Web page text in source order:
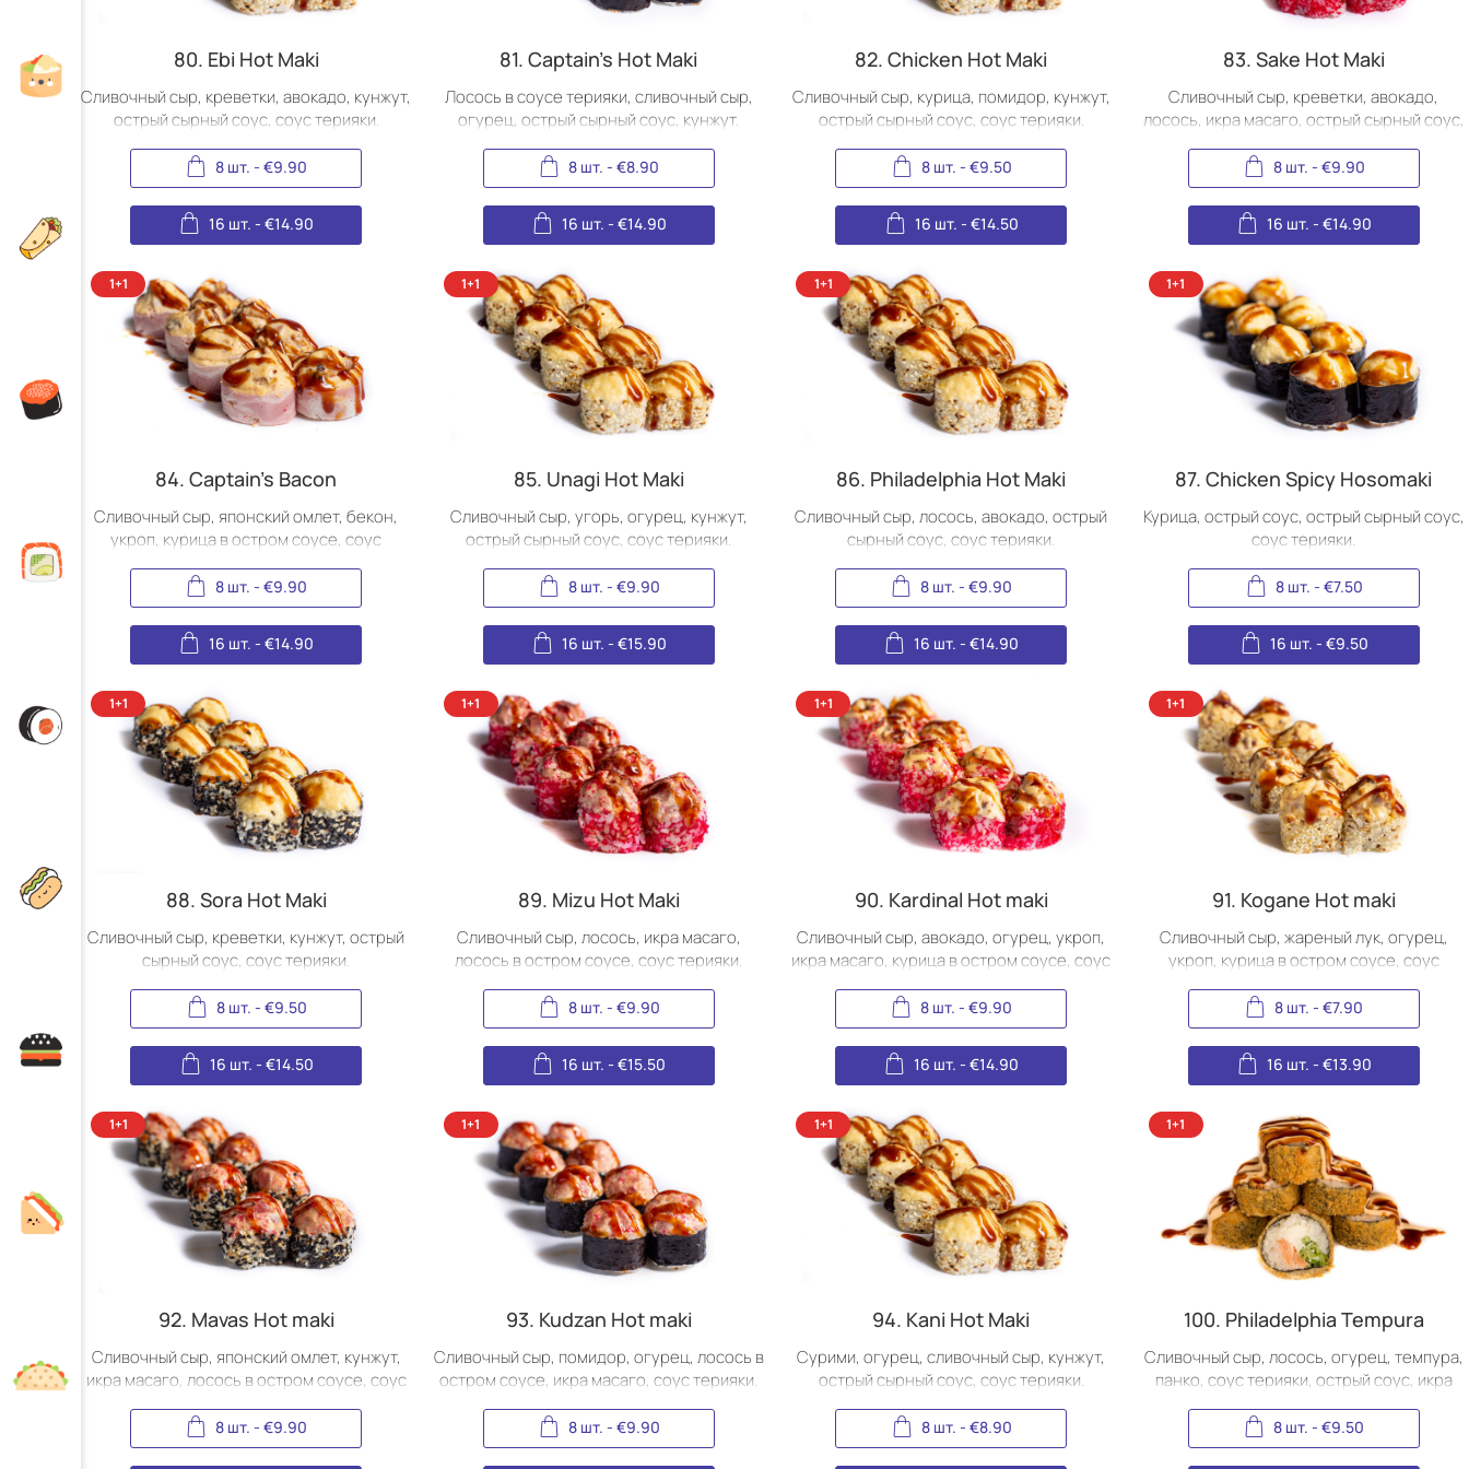
80. Ebi Hot Maki
Сливочный сыр, креветки, авокадо, кунжут,
острый сырный соус, соус терияки.
8 шт. - €9.90
16 шт. - €14.90
81. Captain's Hot Maki
Лосось в соусе терияки, сливочный сыр,
огурец, острый сырный соус, кунжут.
8 шт. - €8.90
16 шт. - €14.90
82. Chicken Hot Maki
Сливочный сыр, курица, помидор, кунжут,
острый сырный соус, соус терияки.
8 шт. - €9.50
16 шт. - €14.50
83. Sake Hot Maki
Сливочный сыр, креветки, авокадо,
лосось, икра масаго, острый сырный соус,
8 шт. - €9.90
16 шт. - €14.90
84. Captain's Bacon
Сливочный сыр, японский омлет, бекон,
укроп, курица в остром соусе, соус
8 шт. - €9.90
16 шт. - €14.90
85. Unagi Hot Maki
Сливочный сыр, угорь, огурец, кунжут,
острый сырный соус, соус терияки.
8 шт. - €9.90
16 шт. - €15.90
86. Philadelphia Hot Maki
Сливочный сыр, лосось, авокадо, острый
сырный соус, соус терияки.
8 шт. - €9.90
16 шт. - €14.90
87. Chicken Spicy Hosomaki
Курица, острый соус, острый сырный соус,
соус терияки.
8 шт. - €7.50
16 шт. - €9.50
88. Sora Hot Maki
Сливочный сыр, креветки, кунжут, острый
сырный соус, соус терияки.
8 шт. - €9.50
16 шт. - €14.50
89. Mizu Hot Maki
Сливочный сыр, лосось, икра масаго,
лосось в остром соусе, соус терияки.
8 шт. - €9.90
16 шт. - €15.50
90. Kardinal Hot maki
Сливочный сыр, авокадо, огурец, укроп,
икра масаго, курица в остром соусе, соус
8 шт. - €9.90
16 шт. - €14.90
91. Kogane Hot maki
Сливочный сыр, жареный лук, огурец,
укроп, курица в остром соусе, соус
8 шт. - €7.90
16 шт. - €13.90
92. Mavas Hot maki
Сливочный сыр, японский омлет, кунжут,
икра масаго, лосось в остром соусе, соус
8 шт. - €9.90
93. Kudzan Hot maki
Сливочный сыр, помидор, огурец, лосось в
остром соусе, икра масаго, соус терияки.
8 шт. - €9.90
94. Kani Hot Maki
Сурими, огурец, сливочный сыр, кунжут,
острый сырный соус, соус терияки.
8 шт. - €8.90
100. Philadelphia Tempura
Сливочный сыр, лосось, огурец, темпура,
панко, соус терияки, острый соус, икра
8 шт. - €9.50